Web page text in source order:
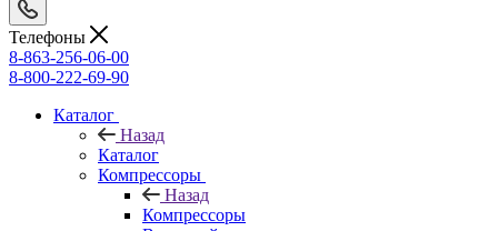
Телефоны
8-863-256-06-00
8-800-222-69-90
Каталог
Назад
Каталог
Компрессоры
Назад
Компрессоры